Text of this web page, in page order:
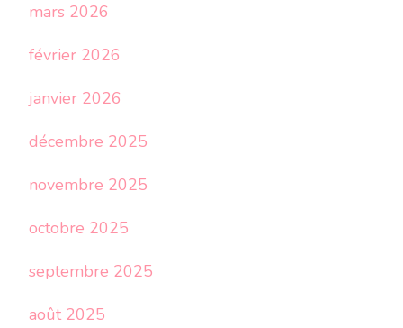
mars 2026
février 2026
janvier 2026
décembre 2025
novembre 2025
octobre 2025
septembre 2025
août 2025